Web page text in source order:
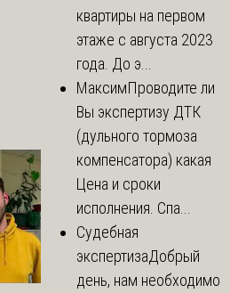
квартиры на первом
этаже с августа 2023
года. До э...
МаксимПроводите ли
Вы экспертизу ДТК
(дульного тормоза
компенсатора) какая
Цена и сроки
исполнения. Спа...
Судебная
экспертизаДобрый
день, нам необходимо